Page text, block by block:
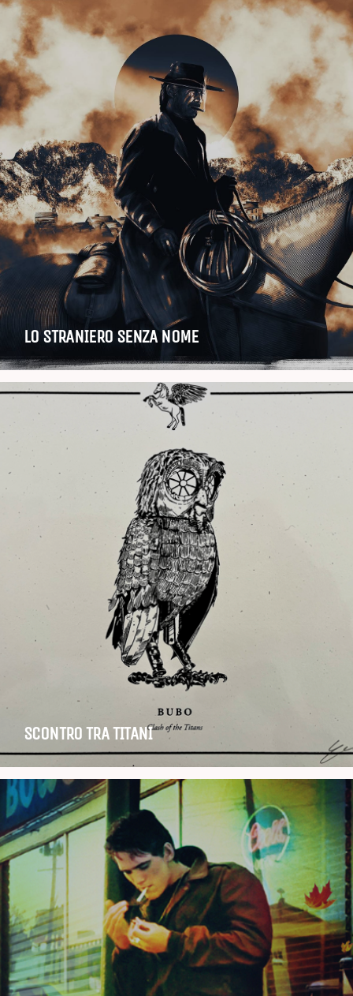
LO STRANIERO SENZA NOME
SCONTRO TRA TITANI